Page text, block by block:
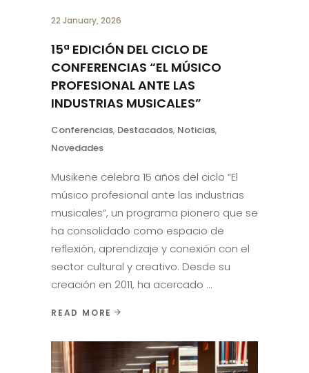
22 January, 2026
15ª EDICIÓN DEL CICLO DE
CONFERENCIAS “EL MÚSICO
PROFESIONAL ANTE LAS
INDUSTRIAS MUSICALES”
Conferencias, Destacados, Noticias,
Novedades
Musikene celebra 15 años del ciclo “El
músico profesional ante las industrias
musicales”, un programa pionero que se
ha consolidado como espacio de
reflexión, aprendizaje y conexión con el
sector cultural y creativo. Desde su
creación en 2011, ha acercado
READ MORE